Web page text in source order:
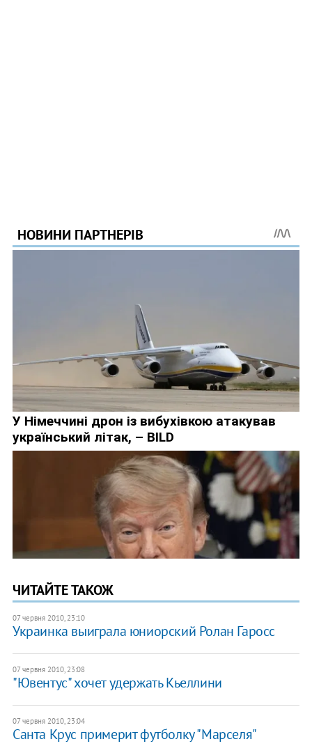
ЧИТАЙТЕ ТАКОЖ
07 червня 2010, 23:10
Украинка выиграла юниорский Ролан Гаросс
07 червня 2010, 23:08
"Ювентус" хочет удержать Кьеллини
07 червня 2010, 23:04
Санта Крус примерит футболку "Марселя"